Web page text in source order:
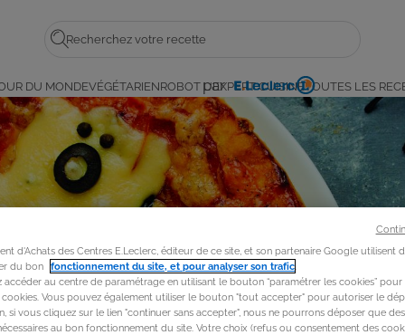
Rechercher
par
E.
Leclerc
DU MONDEVÉGÉTARIENROBOT L'EXPERT CUISINETOUTES LES
d'Achats des Centres E.Leclerc, éditeur de ce site, et son partenaire Google utilisent
du bon fonctionnement du site, et pour analyser son trafic
accéder au centre de paramétrage en utilisant le bouton “paramétrer les cookies”
cookies. Vous pouvez également utiliser le bouton "tout accepter" pour autoriser le
si vous cliquez sur le lien "continuer sans accepter", nous ne pourrons déposer que
au bon fonctionnement du site. Votre choix (refus ou consentement des